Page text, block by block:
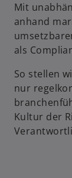
Mit
anhand
als
So stellen
nur
Kultur der